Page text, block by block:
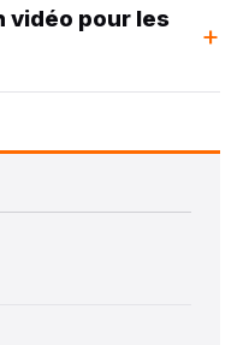
vidéo pour les